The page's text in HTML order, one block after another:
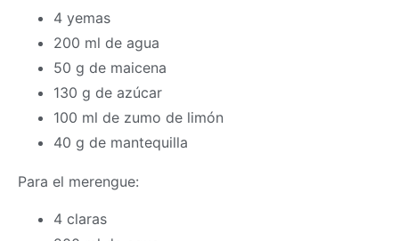
4 yemas
200 ml de agua
50 g de maicena
130 g de azúcar
100 ml de zumo de limón
40 g de mantequilla
Para el merengue:
4 claras